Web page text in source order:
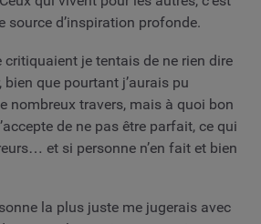
source d’inspiration profonde.
critiquaient je tentais de ne rien dire
que pourtant j’aurais pu
nombreux travers, mais à quoi bon
de ne pas être parfait, ce qui
et si personne n’en fait et bien
la plus juste me jugerais avec